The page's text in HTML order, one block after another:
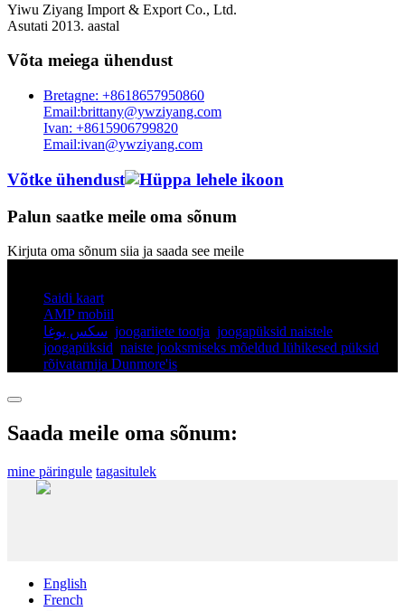
Yiwu Ziyang Import & Export Co., Ltd.
Asutati 2013. aastal
Võta meiega ühendust
Bretagne: +8618657950860
Email:brittany@ywziyang.com
Ivan: +8615906799820
Email:ivan@ywziyang.com
Võtke ühendust
Palun saatke meile oma sõnum
Kirjuta oma sõnum siia ja saada see meile
Saidi kaart
AMP mobiil
سكس يوغا joogariiete tootja joogapüksid naistele
joogapüksid naiste jooksmiseks mõeldud lühikesed püksid
rõivatarnija Dunmore'is
Saada meile oma sõnum:
mine päringule tagasitulek
English
French